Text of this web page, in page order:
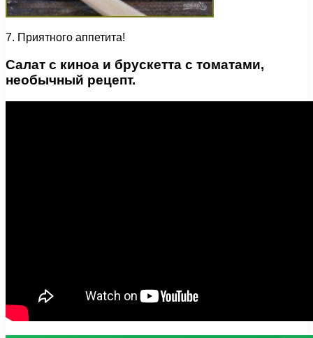
7. Приятного аппетита!
Салат с киноа и брускетта с томатами,
необычный рецепт.